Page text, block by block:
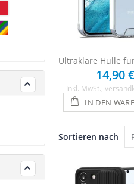
14,90 €
Inkl. MwSt. ,
IN DEN
Sortieren nach